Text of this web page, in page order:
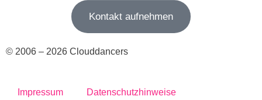
Kontakt aufnehmen
© 2006 – 2026 Clouddancers
Impressum Datenschutzhinweise